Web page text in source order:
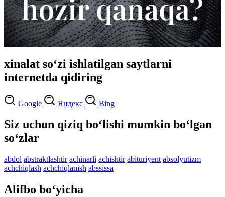
xinalat so‘zi ishlatilgan saytlarni
internetda qidiring
Google Яндекс Bing
Siz uchun qiziq bo‘lishi mumkin bo‘lgan
so‘zlar
abdol abstraktlashtir achinarli achishtir abituriyent absolyutizm
achchiqlash achchiqlanish abssissa
Alifbo bo‘yicha